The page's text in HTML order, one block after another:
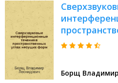
форм :
Борщ